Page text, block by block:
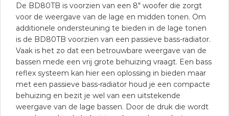
De BD80TB is voorzien van een 8″ woofer die zorgt
voor de weergave van de lage en midden tonen. Om
additionele ondersteuning te bieden in de lage tonen
is de BD80TB voorzien van een passieve bass-radiator.
Vaak is het zo dat een betrouwbare weergave van de
bassen mede een vrij grote behuizing vraagt. Een bass
reflex systeem kan hier een oplossing in bieden maar
met een passieve bass-radiator houd je een compacte
behuizing en bezit je wel van een uitstekende
weergave van de lage bassen. Door de druk die wordt